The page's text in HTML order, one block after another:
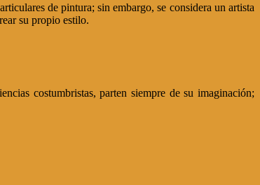
de pintura; sin embargo, se considera un artista
su propio estilo.
costumbristas, parten siempre de su imaginación;